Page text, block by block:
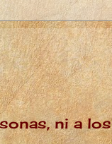
ni a los